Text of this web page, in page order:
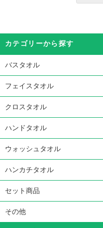
カテゴリーから探す
バスタオル
フェイスタオル
クロスタオル
ハンドタオル
ウォッシュタオル
ハンカチタオル
セット商品
その他